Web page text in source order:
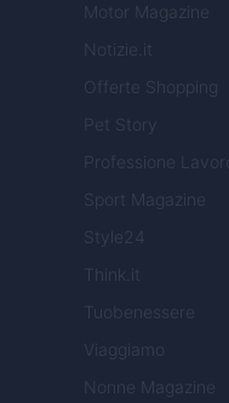
Motor Magazine
Notizie.it
Offerte Shopping
Pet Story
Professione Lavoro
Sport Magazine
Style24
Think.it
Tuobenessere
Viaggiamo
Nonne Magazine